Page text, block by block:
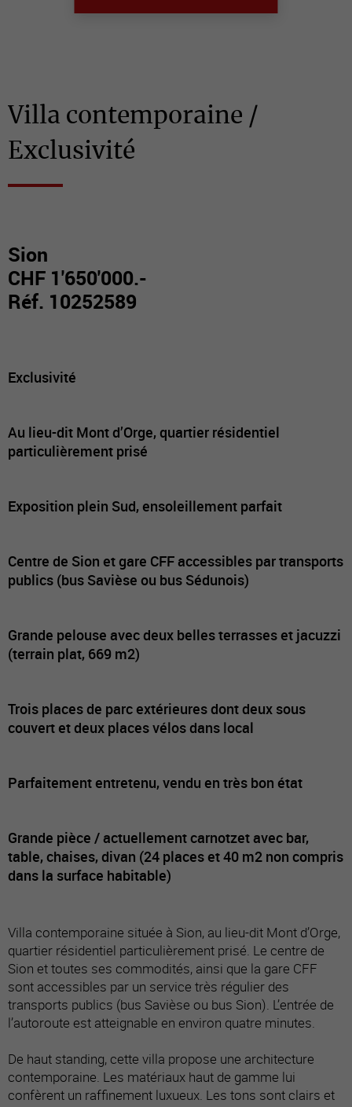
Villa contemporaine /
Exclusivité
Sion
CHF 1'650'000.-
Réf. 10252589
Exclusivité
Au lieu-dit Mont d’Orge, quartier résidentiel
particulièrement prisé
Exposition plein Sud, ensoleillement parfait
Centre de Sion et gare CFF accessibles par transports
publics (bus Savièse ou bus Sédunois)
Grande pelouse avec deux belles terrasses et jacuzzi
(terrain plat, 669 m2)
Trois places de parc extérieures dont deux sous
couvert et deux places vélos dans local
Parfaitement entretenu, vendu en très bon état
Grande pièce / actuellement carnotzet avec bar,
table, chaises, divan (24 places et 40 m2 non compris
dans la surface habitable)
Villa contemporaine située à Sion, au lieu-dit Mont d’Orge,
quartier résidentiel particulièrement prisé. Le centre de
Sion et toutes ses commodités, ainsi que la gare CFF
sont accessibles par un service très régulier des
transports publics (bus Savièse ou bus Sion). L’entrée de
l’autoroute est atteignable en environ quatre minutes.
De haut standing, cette villa propose une architecture
contemporaine. Les matériaux haut de gamme lui
confèrent un raffinement luxueux. Les tons sont clairs et